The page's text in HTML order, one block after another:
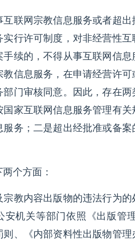
互联网宗教信息服务或者超
实行许可制度，对非经营性
续的，不得从事互联网信
教信息服务，在申请经营许
部门审核同意。因此，存在
国家互联网信息服务管理有
服务；二是超出经批准或备
个方面：
宗教内容出版物的违法行为
安机关等部门依照《出版管
则、《内部资料性出版物管